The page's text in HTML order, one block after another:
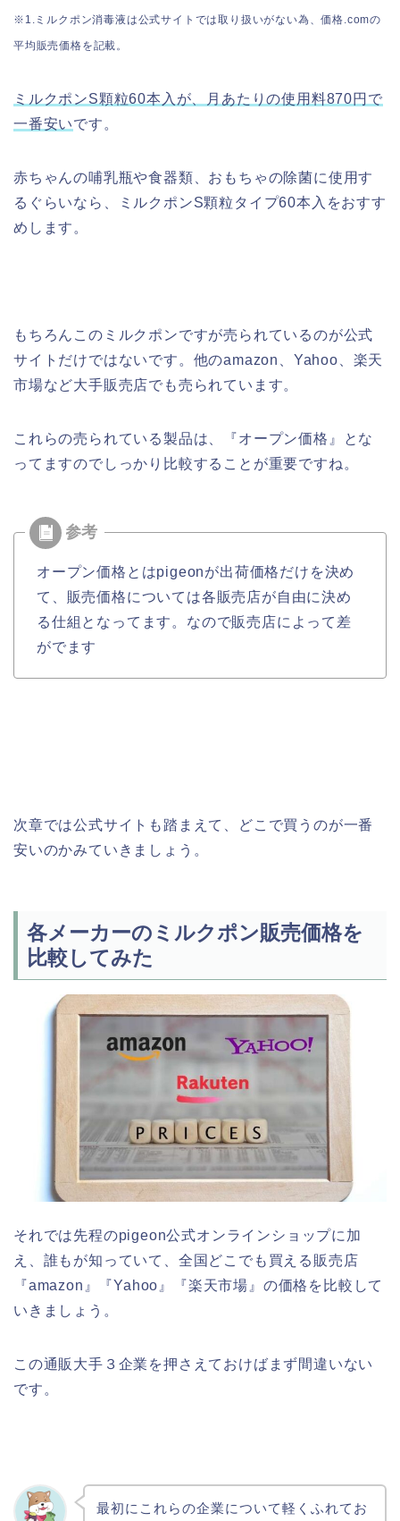
※1.ミルクポン消毒液は公式サイトでは取り扱いがない為、価格.comの
平均販売価格を記載。
ミルクポンS顆粒60本入が、月あたりの使用料870円で
一番安いです。
赤ちゃんの哺乳瓶や食器類、おもちゃの除菌に使用す
るぐらいなら、ミルクポンS顆粒タイプ60本入をおすす
めします。
もちろんこのミルクポンですが売られているのが公式
サイトだけではないです。他のamazon、Yahoo、楽天
市場など大手販売店でも売られています。
これらの売られている製品は、『オープン価格』とな
ってますのでしっかり比較することが重要ですね。
オープン価格とはpigeonが出荷価格だけを決め
て、販売価格については各販売店が自由に決め
る仕組となってます。なので販売店によって差
がでます
次章では公式サイトも踏まえて、どこで買うのが一番
安いのかみていきましょう。
各メーカーのミルクポン販売価格を
比較してみた
それでは先程のpigeon公式オンラインショップに加
え、誰もが知っていて、全国どこでも買える販売店
『amazon』『Yahoo』『楽天市場』の価格を比較して
いきましょう。
この通販大手３企業を押さえておけばまず間違いない
です。
最初にこれらの企業について軽くふれてお